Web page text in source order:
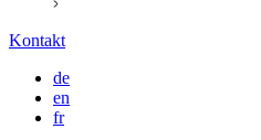
Kontakt
de
en
fr